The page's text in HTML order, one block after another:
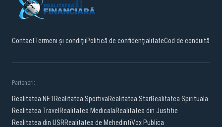
ContactTermeni și condițiiPolitică de confidențialitateCod de conduită
Parteneri:
Realitatea.NETRealitatea SportivaRealitatea StarRealitatea Spirituala
Realitatea Travel Realitatea MedicalaRealitatea din Justitie
Realitatea din USRRealitatea de MehedintiVox Publica